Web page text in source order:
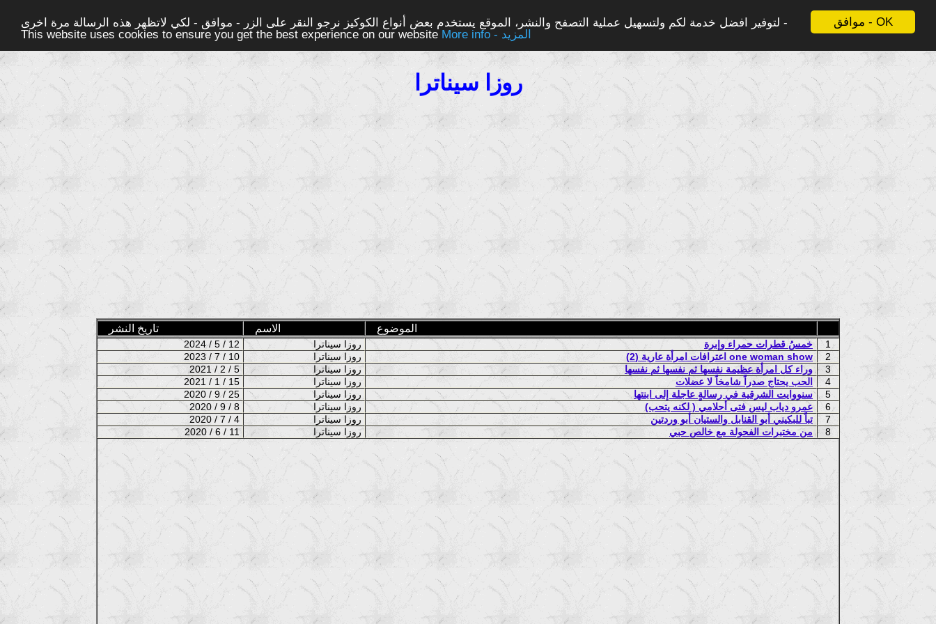
موافق - OK
لتوفير افضل خدمة لكم ولتسهيل عملية التصفح والنشر، الموقع يستخدم بعض أنواع الكوكيز نرجو النقر على الزر - موافق - لكي لاتظهر هذه الرسالة مرة اخرى -
This website uses cookies to ensure you get the best experience on our website
More info - المزيد
روزا سيناترا
تاريخ النشر الاسم الموضوع
2024 / 5 / 12 خمسُ قطرات حمراء وإبرة
1
2023 / 7 / 10
اعترافات امرأة عارية (2) one woman show
2
2021 / 2 / 5
وراء كل امرأة عظيمة نفسها ثم نفسها ثم نفسها
3
2021 / 1 / 15
الحب يحتاج صدراً شامخاً لا عضلات
4
2020 / 9 / 25
سنووايت الشرقية في رسالةٍ عاجلة إلى ابنتها
5
2020 / 9 / 8
عمرو دياب ليس فتى أحلامي ( لكنه يتحب)
6
2020 / 7 / 4
تباً للبكيني أبو القنابل والستيان أبو وردتين
7
2020 / 6 / 11
من مختبرات الفحولة مع خالص حبي 8